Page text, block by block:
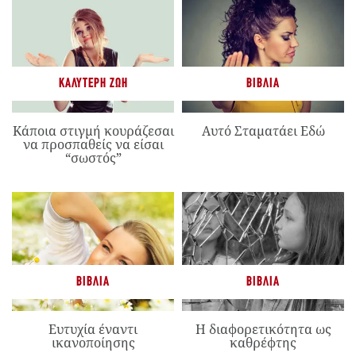
ΚΑΛΎΤΕΡΗ ΖΩΉ
Κάποια στιγμή κουράζεσαι
να προσπαθείς να είσαι
“σωστός”
ΒΙΒΛΊΑ
Αυτό Σταματάει Εδώ
ΒΙΒΛΊΑ
Ευτυχία έναντι
ικανοποίησης
ΒΙΒΛΊΑ
Η διαφορετικότητα ως
καθρέφτης